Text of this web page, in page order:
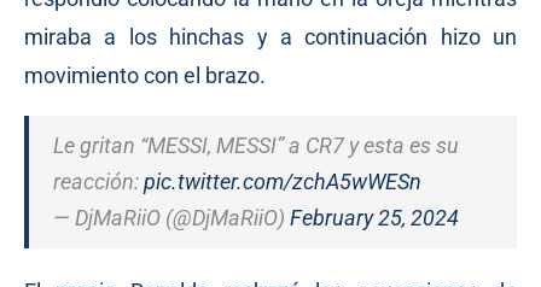
miraba a los hinchas y a continuación hizo un
movimiento con el brazo.
Le gritan “MESSI, MESSI” a CR7 y esta es su
reacción:pic.twitter.com/zchA5wWESn
— DjMaRiiO (@DjMaRiiO) February 25, 2024